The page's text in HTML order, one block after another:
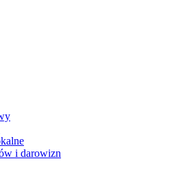
i darowizn